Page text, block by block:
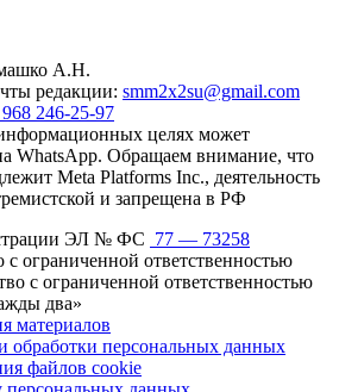
А.Н.
редакции: smm2x2su@gmail.com
246-25-97
целях может
WhatsApp. Обращаем внимание, что
Meta Platforms Inc., деятельность
и запрещена в РФ
ЭЛ № ФС 77 — 73258
ограниченной ответственностью
с ограниченной ответственностью
два»
материалов
обработки персональных данных
файлов cookie